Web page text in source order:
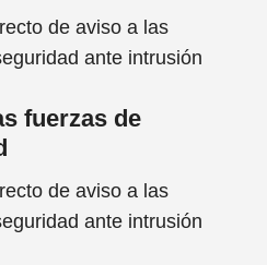
de aviso a las
ante intrusión
fuerzas de
de aviso a las
ante intrusión